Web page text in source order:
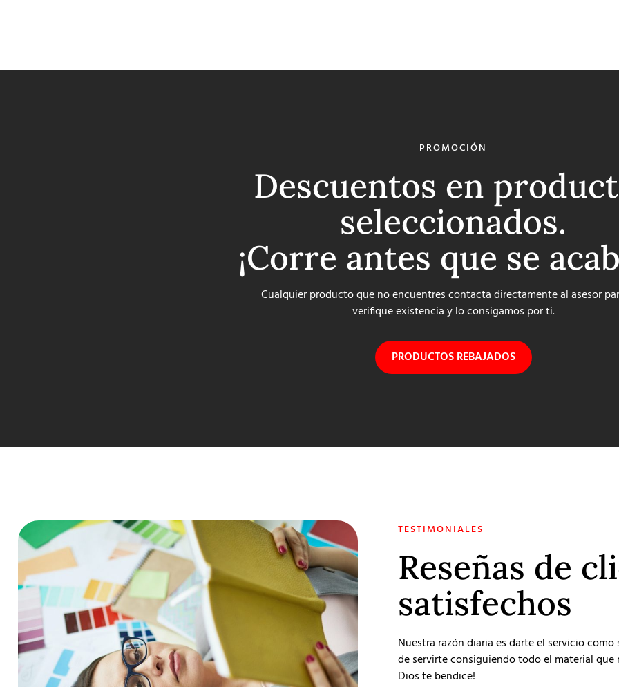
PROMOCIÓN
Descuentos en
seleccionados.
¡Corre antes que se
Cualquier producto que no encuentres contacta directamente al asesor
verifique existencia y lo consigamos por ti.
PRODUCTOS REBAJADOS
TESTIMONIALES
Reseñas de
satisfechos
Nuestra razón diaria es darte el servicio
de servirte consiguiendo todo el material que
Dios te bendice!